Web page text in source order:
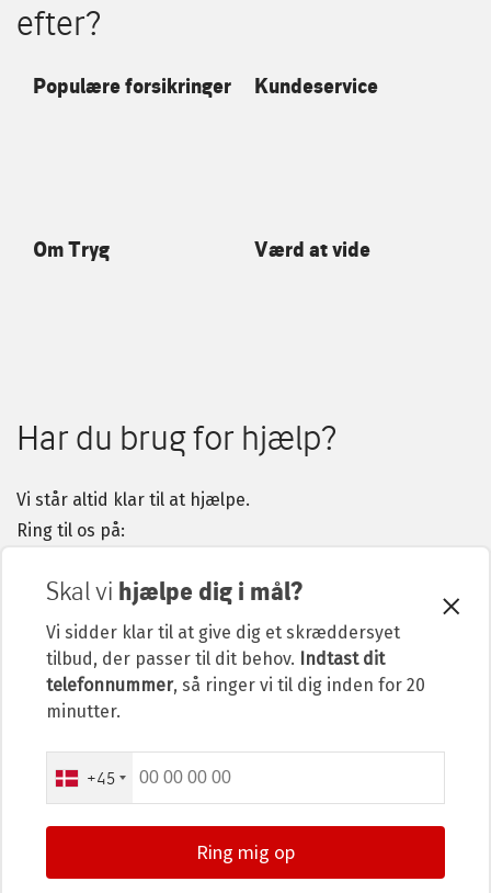
efter?
Populære forsikringer Kundeservice
Om Tryg Værd at vide
Har du brug for hjælp?
Vi står altid klar til at hjælpe.
Ring til os på:
Du kan også skrive til os eller vælge at blive ringet op af
en rådgiver. Brug knappen nedenfor for at gå til vores
kontakt-side.
Cvr 24260666
Footer
Skal vi hjælpe dig i mål?
Vi sidder klar til at give dig et skræddersyet
tilbud, der passer til dit behov. Indtast dit
telefonnummer, så ringer vi til dig inden for 20
minutter.
+45
Ring mig op